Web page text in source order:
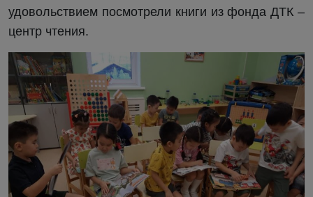
удовольствием посмотрели книги из фонда ДТК –
центр чтения.